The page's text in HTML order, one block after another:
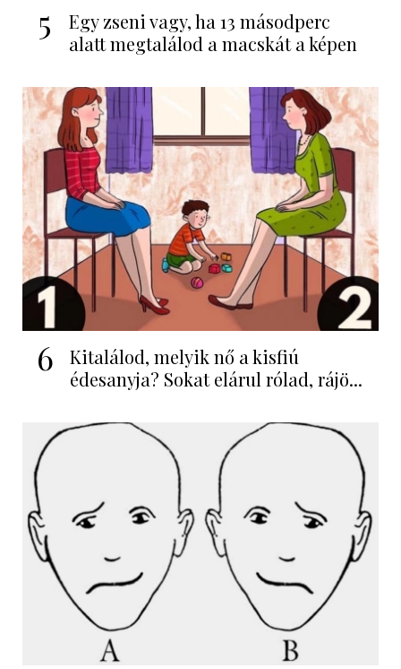
5
Egy zseni vagy, ha 13 másodperc
alatt megtalálod a macskát a képen
6
Kitalálod, melyik nő a kisfiú
édesanyja? Sokat elárul rólad, rájö...